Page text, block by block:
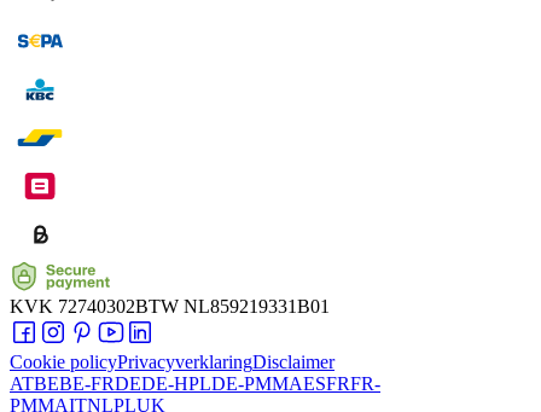
KVK 72740302BTW NL859219331B01
Cookie policyPrivacyverklaringDisclaimer
ATBEBE-FRDEDE-HPLDE-PMMAESFRFR-
PMMAITNLPLUK